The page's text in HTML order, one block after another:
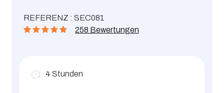
REFERENZ : SEC081
258 Bewertungen
4 Stunden